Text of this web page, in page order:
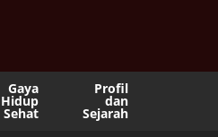
Gaya
Hidup
Sehat
Profil
dan
Sejarah